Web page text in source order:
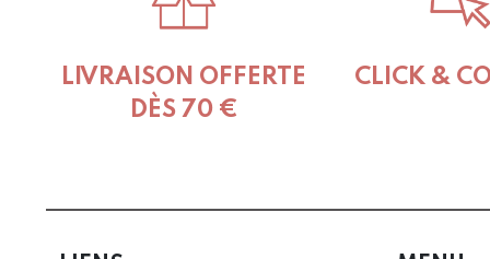
LIVRAISON OFFERTE
DÈS 70 €
CLICK &